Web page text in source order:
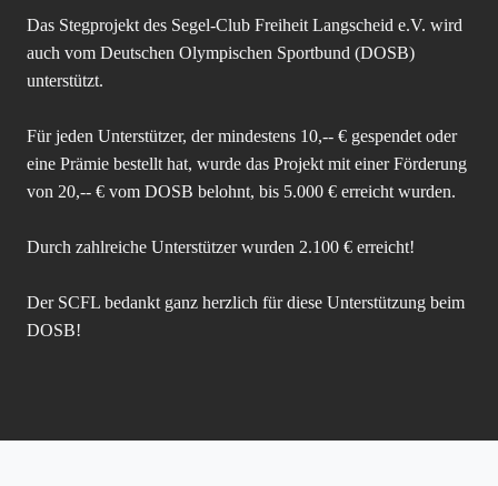
Das Stegprojekt des Segel-Club Freiheit Langscheid e.V. wird
auch vom Deutschen Olympischen Sportbund (DOSB)
unterstützt.
Für jeden Unterstützer, der mindestens 10,-- € gespendet oder
eine Prämie bestellt hat, wurde das Projekt mit einer Förderung
von 20,-- € vom DOSB belohnt, bis 5.000 € erreicht wurden.
Durch zahlreiche Unterstützer wurden 2.100 € erreicht!
Der SCFL bedankt ganz herzlich für diese Unterstützung beim
DOSB!